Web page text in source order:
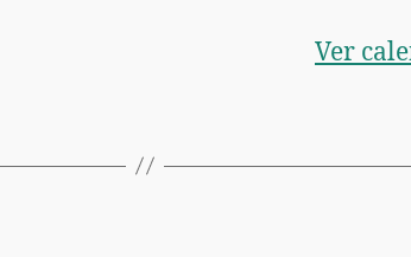
Ver